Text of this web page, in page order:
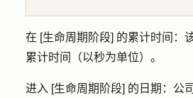
在 [生命周期阶段] 的累计时间 ：
累计时间（以秒为单位）。
进入 [生命周期阶段] 的日期 ：公